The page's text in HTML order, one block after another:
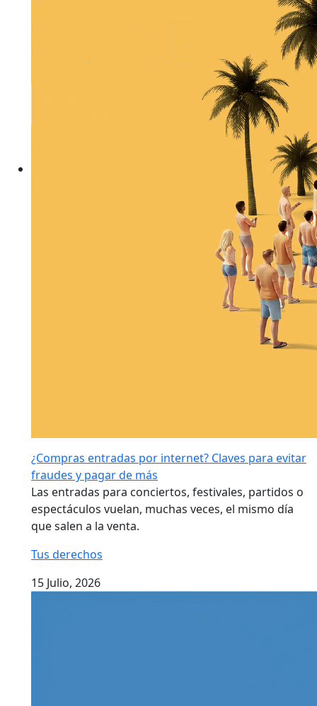
¿Compras entradas por internet? Claves para evitar
fraudes y pagar de más
Las entradas para conciertos, festivales, partidos o
espectáculos vuelan, muchas veces, el mismo día
que salen a la venta.
Tus derechos
15 Julio, 2026